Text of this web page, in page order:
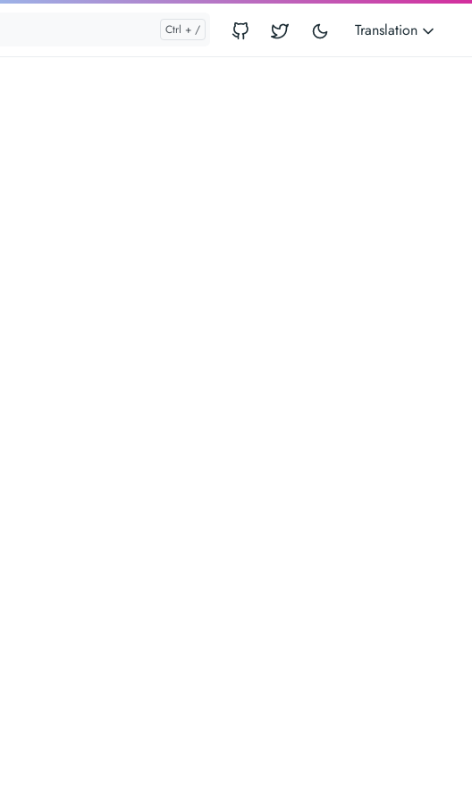
Translation